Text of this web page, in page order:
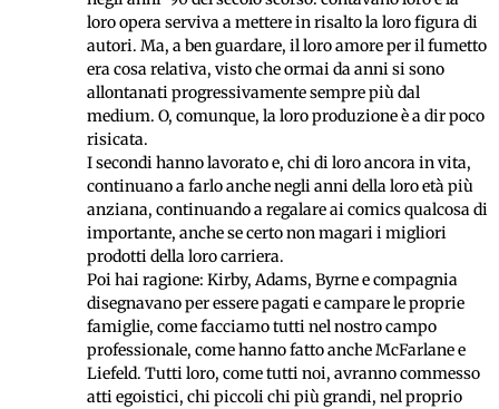
loro opera serviva a mettere in risalto la loro figura di
autori. Ma, a ben guardare, il loro amore per il fumetto
era cosa relativa, visto che ormai da anni si sono
allontanati progressivamente sempre più dal
medium. O, comunque, la loro produzione è a dir poco
risicata.
I secondi hanno lavorato e, chi di loro ancora in vita,
continuano a farlo anche negli anni della loro età più
anziana, continuando a regalare ai comics qualcosa di
importante, anche se certo non magari i migliori
prodotti della loro carriera.
Poi hai ragione: Kirby, Adams, Byrne e compagnia
disegnavano per essere pagati e campare le proprie
famiglie, come facciamo tutti nel nostro campo
professionale, come hanno fatto anche McFarlane e
Liefeld. Tutti loro, come tutti noi, avranno commesso
atti egoistici, chi piccoli chi più grandi, nel proprio